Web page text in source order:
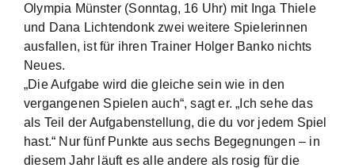
Olympia Münster (Sonntag, 16 Uhr) mit Inga Thiele
und Dana Lichtendonk zwei weitere Spielerinnen
ausfallen, ist für ihren Trainer Holger Banko nichts
Neues.
„Die Aufgabe wird die gleiche sein wie in den
vergangenen Spielen auch“, sagt er. „Ich sehe das
als Teil der Aufgabenstellung, die du vor jedem Spiel
hast.“ Nur fünf Punkte aus sechs Begegnungen – in
diesem Jahr läuft es alle andere als rosig für die